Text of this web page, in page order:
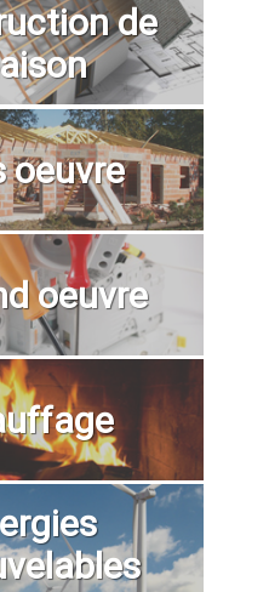
de
oeuvre
oeuvre